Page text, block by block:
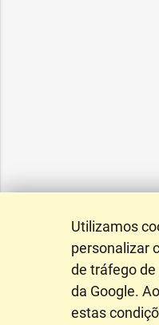
Utilizamos
personalizar
de tráfego
da Google.
estas